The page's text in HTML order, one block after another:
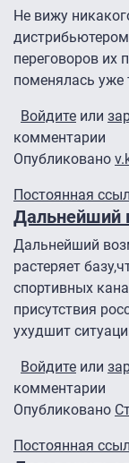
Не вижу
переговоров их
поменялась
Войдите или
комментарии
Опубликовано
Постоянная
Дальнейший
растеряет
спортивных
присутствия
ухудшит
Войдите или
комментарии
Опубликовано
Постоянная